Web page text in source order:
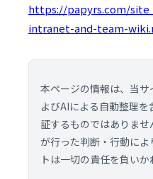
https://papyrs.com/
intranet-and-team-
本ページの情報は、当
よびAIによる自動整理
証するものではありま
が行った判断・行動に
トは一切の責任を負いか